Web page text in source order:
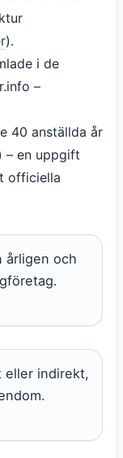
).
i de
–
40 anställda år
– en uppgift
officiella
årligen och
eller indirekt,